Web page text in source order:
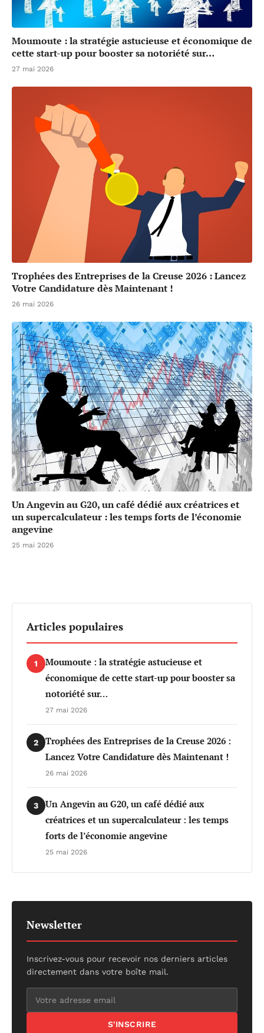
Moumoute : la stratégie astucieuse et économique de
cette start-up pour booster sa notoriété sur…
27 mai 2026
Trophées des Entreprises de la Creuse 2026 : Lancez
Votre Candidature dès Maintenant !
26 mai 2026
Un Angevin au G20, un café dédié aux créatrices et
un supercalculateur : les temps forts de l’économie
angevine
25 mai 2026
Articles populaires
1
Moumoute : la stratégie astucieuse et
économique de cette start-up pour booster sa
notoriété sur…
27 mai 2026
2
Trophées des Entreprises de la Creuse 2026 :
Lancez Votre Candidature dès Maintenant !
26 mai 2026
3
Un Angevin au G20, un café dédié aux
créatrices et un supercalculateur : les temps
forts de l’économie angevine
25 mai 2026
Newsletter
Inscrivez-vous pour recevoir nos derniers articles
directement dans votre boîte mail.
S'INSCRIRE